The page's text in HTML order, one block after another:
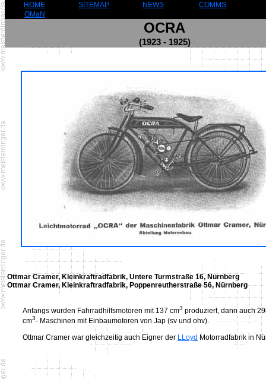
HOME SITEMAP NEWS
COMMS
OMaN
OCRA
(1923 - 1925)
Ottmar Cramer, Kleinkraftradfabrik, Untere Turmstraße 16, Nürnberg
Ottmar Cramer, Kleinkraftradfabrik, Poppenreutherstraße 56, Nürnberg
Anfangs wurden Fahrradhilfsmotoren mit 137 cm3 produziert, dann auch
cm3- Maschinen mit Einbaumotoren von Jap (sv und ohv).
Ottmar Cramer war gleichzeitig auch Eigner der LLoyd Motorradfabrik in